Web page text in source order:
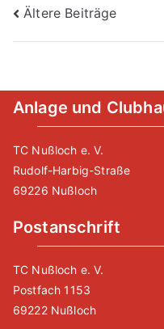
Ältere Beiträge
Anlage und
TC Nußloch e. V.
Rudolf-Harbig-Straße
69226 Nußloch
Postanschrift
TC Nußloch e. V.
Postfach 1153
69222 Nußloch